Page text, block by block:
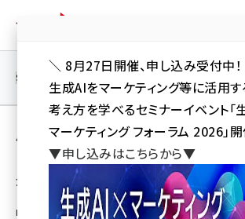
ン
seo (3528)
ai (2811)
SEO
用語「WebTrends Analytics 8」
いる記事の一覧
全 2 記事中 1 ～ 2 を表示中
Product Showcase
＼ 8月27日開催、申し込み受付中
生成AIをマーケティング等に活用
考え方を学べるセミナーイベント
マーケティング フォーラム 2026」開
▼申し込みはこちらから▼